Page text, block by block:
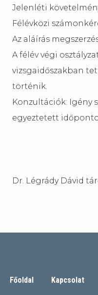
Jelenléti
Félévközi
Az aláírás
A félév végi
vizsgaidőszakban
történik.
Konzultációk: Igény
egyeztetett
Dr. Légrády Dávid
Főoldal Kapcsolat